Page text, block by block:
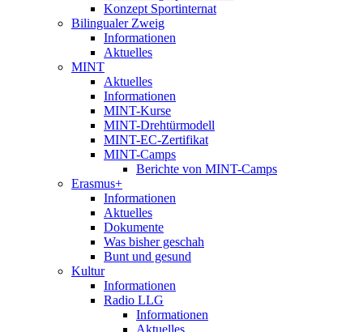
Konzept Sportinternat
Bilingualer Zweig
Informationen
Aktuelles
MINT
Aktuelles
Informationen
MINT-Kurse
MINT-Drehtürmodell
MINT-EC-Zertifikat
MINT-Camps
Berichte von MINT-Camps
Erasmus+
Informationen
Aktuelles
Dokumente
Was bisher geschah
Bunt und gesund
Kultur
Informationen
Radio LLG
Informationen
Aktuelles